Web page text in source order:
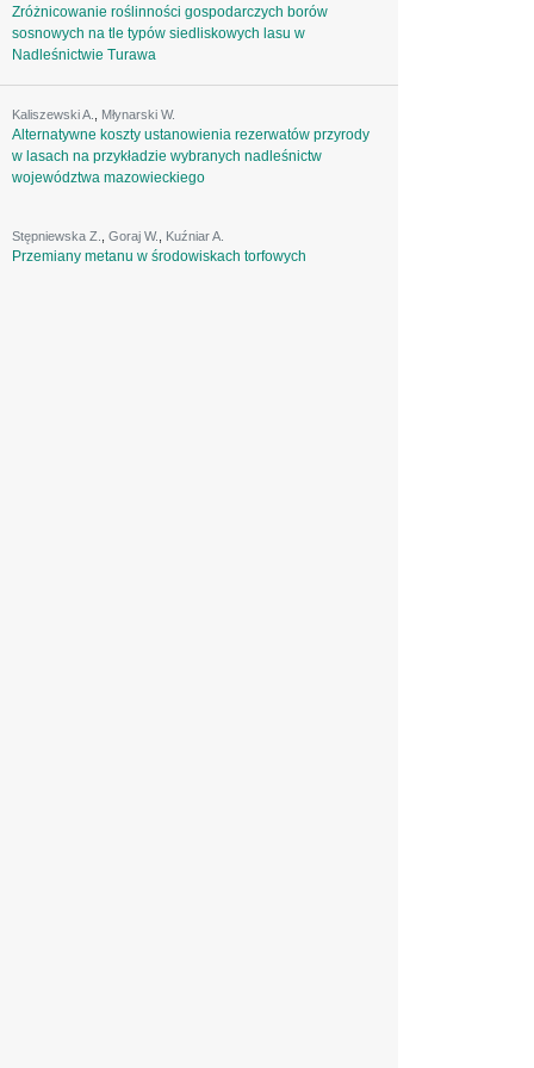
Zróżnicowanie roślinności gospodarczych borów
sosnowych na tle typów siedliskowych lasu w
Nadleśnictwie Turawa
Kaliszewski A. Młynarski W.
Alternatywne koszty ustanowienia rezerwatów przyrody
w lasach na przykładzie wybranych nadleśnictw
województwa mazowieckiego
Stępniewska Z. Goraj W. Kuźniar A.
Przemiany metanu w środowiskach torfowych